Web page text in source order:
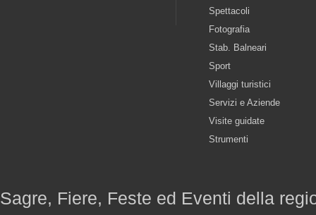
Spettacoli
Fotografia
Stab. Balneari
Sport
Villaggi turistici
Servizi e Aziende
Visite guidate
Strumenti
Sagre, Fiere, Feste ed Eventi della